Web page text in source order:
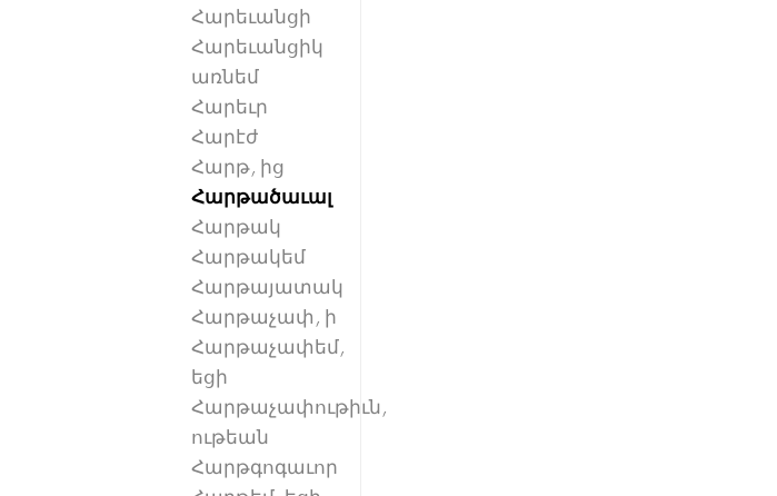
Հարեւանցի
Հարեւանցիկ
առնեմ
Հարեւր
Հարէժ
Հարթ, ից
Հարթածաւալ
Հարթակ
Հարթակեմ
Հարթայատակ
Հարթաչափ, ի
Հարթաչափեմ,
եցի
Հարթաչափութիւն,
ութեան
Հարթգոգաւոր